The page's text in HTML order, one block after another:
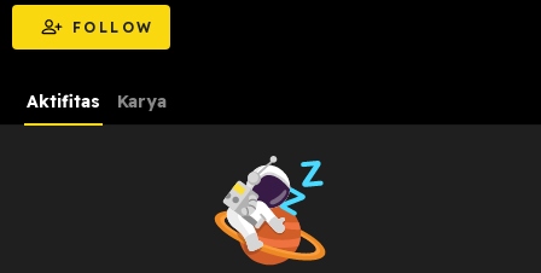
FOLLOW
Aktifitas Karya